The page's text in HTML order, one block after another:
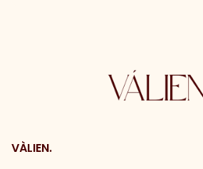
VÀLIEN.